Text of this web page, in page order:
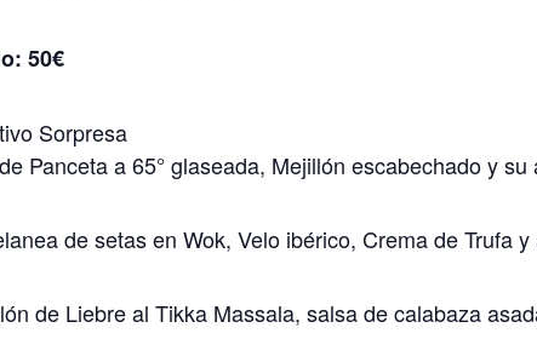
50€
Sorpresa
Panceta a 65° glaseada, Mejillón escabechado y su
de setas en Wok, Velo ibérico, Crema de Trufa
de Liebre al Tikka Massala, salsa de calabaza